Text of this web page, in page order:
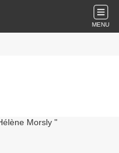
MENU